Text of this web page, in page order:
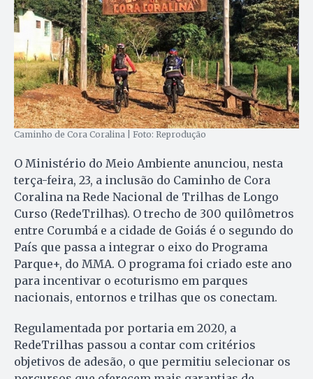
Caminho de Cora Coralina | Foto: Reprodução
O Ministério do Meio Ambiente anunciou, nesta
terça-feira, 23, a inclusão do Caminho de Cora
Coralina na Rede Nacional de Trilhas de Longo
Curso (RedeTrilhas). O trecho de 300 quilômetros
entre Corumbá e a cidade de Goiás é o segundo do
País que passa a integrar o eixo do Programa
Parque+, do MMA. O programa foi criado este ano
para incentivar o ecoturismo em parques
nacionais, entornos e trilhas que os conectam.
Regulamentada por portaria em 2020, a
RedeTrilhas passou a contar com critérios
objetivos de adesão, o que permitiu selecionar os